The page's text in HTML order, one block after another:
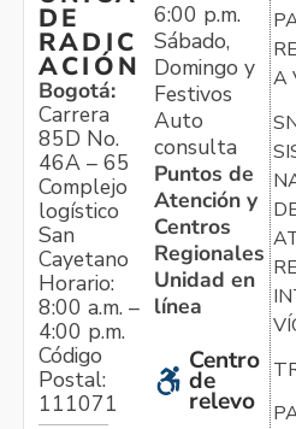
DE
RADIC
ACIÓN
Bogotá:
Carrera
85D No.
46A – 65
Complejo
logístico
San
Cayetano
Horario:
8:00 a.m. –
4:00 p.m.
Código
Postal:
111071
6:00 p.m.
Sábado,
Domingo y
Festivos
Auto
consulta
Puntos de
Atención y
Centros
Regionales
Unidad en
línea
Centro
de
relevo
A